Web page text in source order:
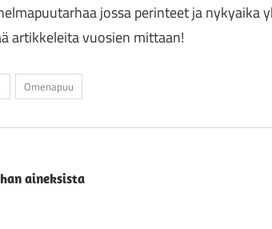
jossa perinteet ja nykyaika
artikkeleita vuosien mittaan!
Omenapuu
aineksista